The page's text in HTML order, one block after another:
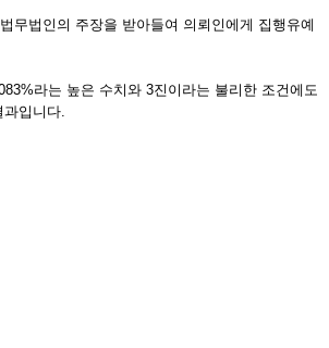
무법인의 주장을 받아들여 의뢰인에게 집행유예
라는 높은 수치와 3진이라는 불리한 조건에도
과입니다.